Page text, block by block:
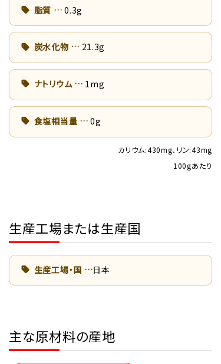
脂質 0.3g
炭水化物 21.3g
ナトリウム 1mg
食塩相当量 0g
カリウム:430mg、リン:43mg
100gあたり
生産工場または生産国
生産工場・国 日本
主な原材料の産地